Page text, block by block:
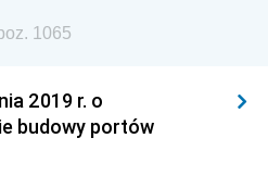
1065
2019 r. o
budowy portów